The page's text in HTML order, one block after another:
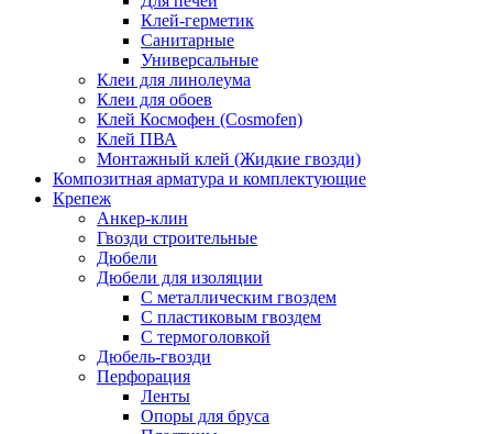
Клей-герметик
Санитарные
Универсальные
Клеи для линолеума
Клеи для обоев
Клей Космофен (Cosmofen)
Клей ПВА
Монтажный клей (Жидкие гвозди)
Композитная арматура и комплектующие
Крепеж
Анкер-клин
Гвозди строительные
Дюбели
Дюбели для изоляции
С металлическим гвоздем
С пластиковым гвоздем
С термоголовкой
Дюбель-гвозди
Перфорация
Ленты
Опоры для бруса